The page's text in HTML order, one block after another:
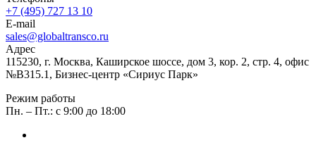
+7 (495) 727 13 10
E-mail
sales@globaltransco.ru
Адрес
115230, г. Москва, Каширское шоссе, дом 3, кор. 2, стр. 4, офис
№В315.1, Бизнес-центр «Сириус Парк»
Режим работы
Пн. – Пт.: с 9:00 до 18:00